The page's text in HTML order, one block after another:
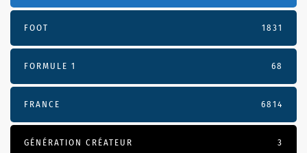
FOOT 1831
FORMULE 1 68
FRANCE 6814
GÉNÉRATION CRÉATEUR 3